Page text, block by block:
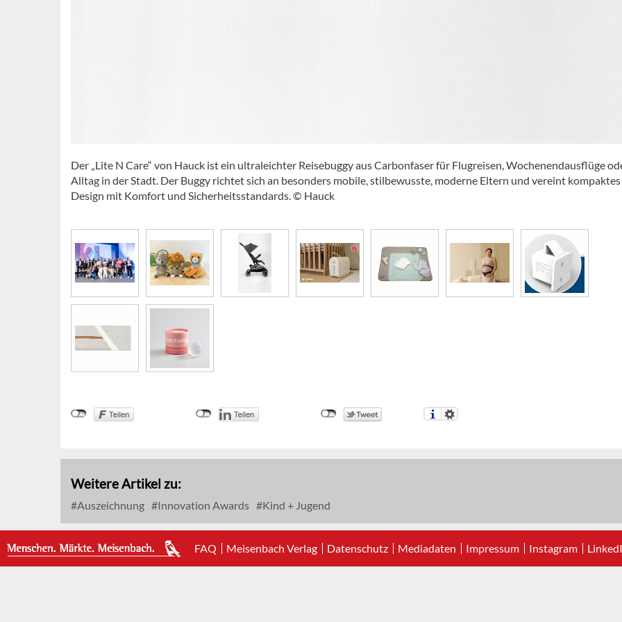
Der „Lite N Care“ von Hauck ist ein ultraleichter Reisebuggy aus Carbonfaser für Flugreisen, Wochenendausflüge
Alltag in der Stadt. Der Buggy richtet sich an besonders mobile, stilbewusste, moderne Eltern und vereint kompaktes
Design mit Komfort und Sicherheitsstandards. © Hauck
Weitere Artikel zu:
Auszeichnung Innovation Awards Kind + Jugend
FAQ Meisenbach Verlag Datenschutz Mediadaten Impressum Instagram